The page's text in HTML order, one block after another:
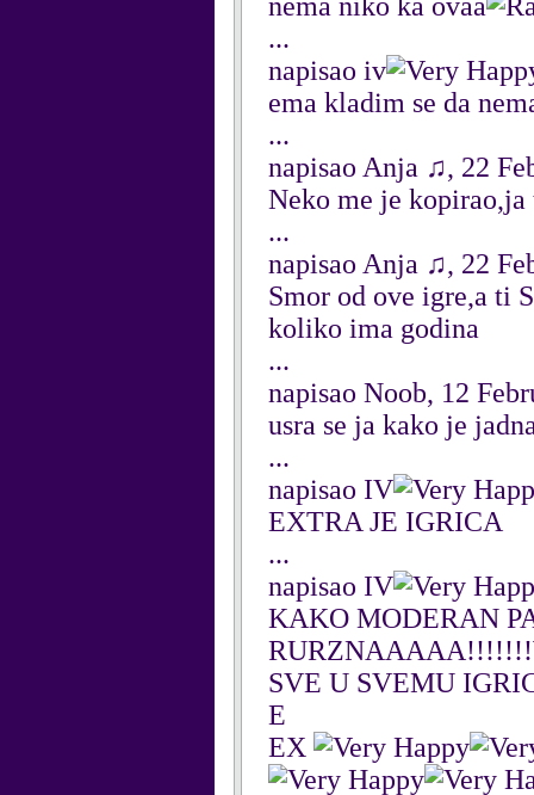
...
napisao iv
ema kladim se da
...
napisao Anja ♫, 22
Neko me je
...
napisao Anja ♫, 22
Smor od ove igre,a ti
koliko ima godina
...
napisao Noob, 12
usra se ja kako je
...
napisao IV
EXTRA JE IGRICA
...
napisao IV
KAKO MODERAN
SVE U SVEMU
E
EX